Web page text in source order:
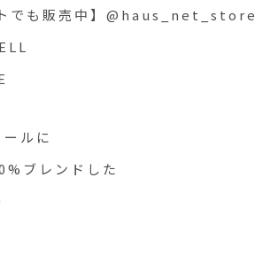
でも販売中】@haus_net_store
ルに
ブレンドした